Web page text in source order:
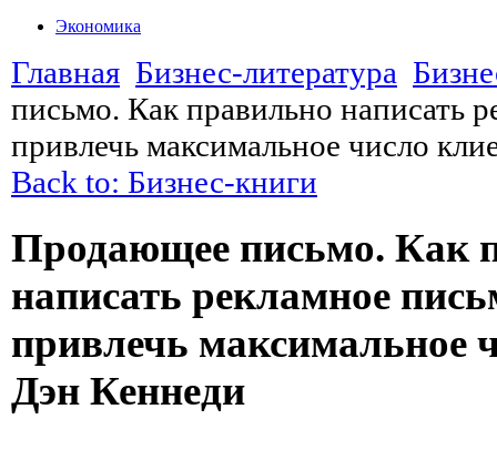
Экономика
Главная Бизнес-литература
письмо. Как правильно написать
привлечь максимальное число
Back to: Бизнес-книги
Продающее письмо. Как
написать рекламное
привлечь максимальное
Дэн Кеннеди